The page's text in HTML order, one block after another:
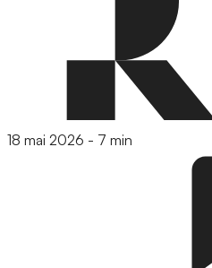
18 mai 2026 - 7 min